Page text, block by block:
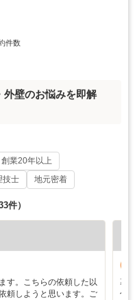
件数
外壁のお悩みを即解
創業20年以上
技士 地元密着
件）
す。こちらの依頼した以
頼しようと思います。ご
幕
併